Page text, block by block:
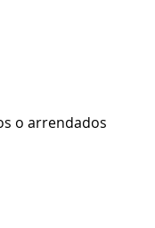
o arrendados